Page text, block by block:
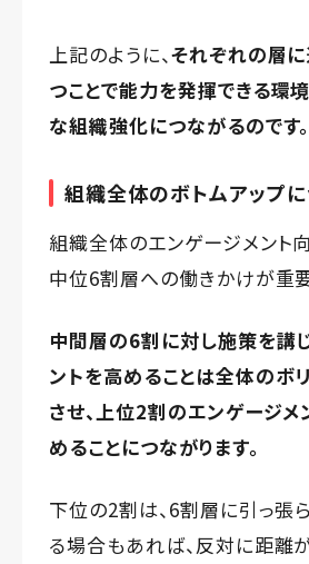
上記のように、それぞれの層
つことで能力を発揮できる環
な組織強化につながるのです。
組織全体のボトムアップ
組織全体のエンゲージメント
中位6割層への働きかけが重要
中間層の6割に対し施策を講
ントを高めることは全体のボ
させ、上位2割のエンゲージメ
めることにつながります。
下位の2割は、6割層に引っ張
る場合もあれば、反対に距離